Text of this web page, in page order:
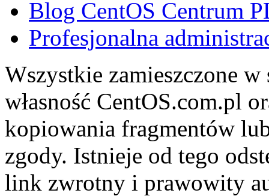
Blog CentOS Centrum
Profesjonalna
Wszystkie zamieszczone
własność CentOS.com.pl
kopiowania fragmentów
zgody. Istnieje od tego
link zwrotny i prawowity